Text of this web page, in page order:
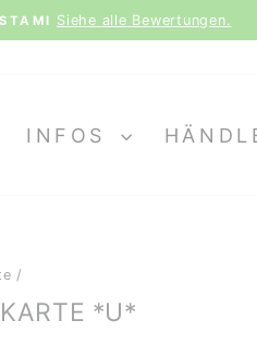
LX) | 150€ (CH)
INFOS
/
*U*